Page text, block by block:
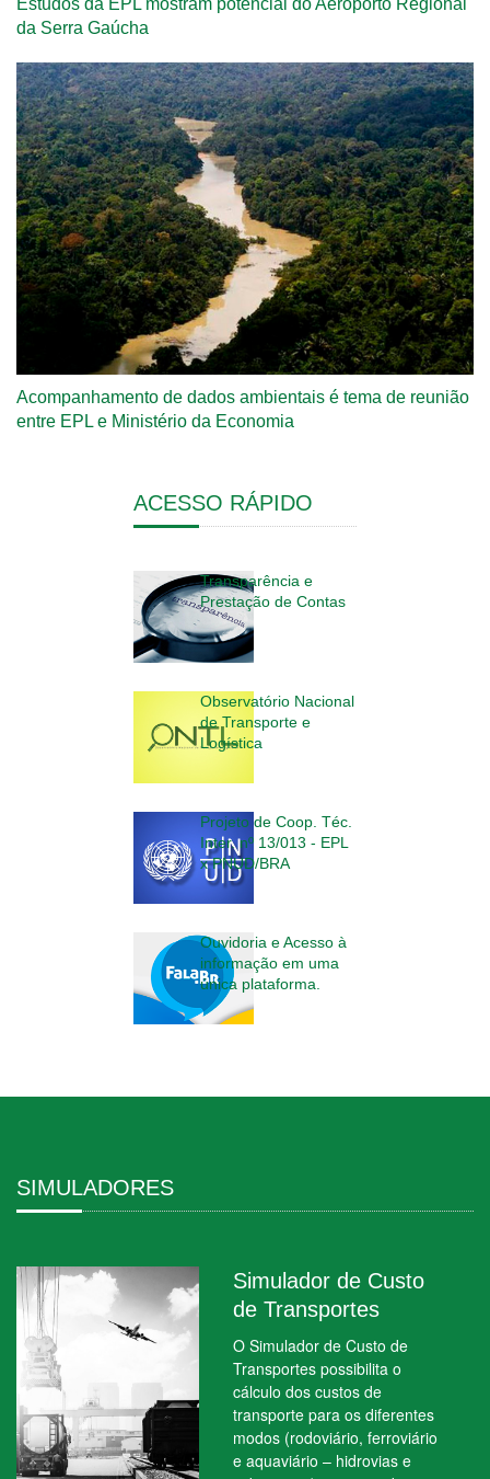
Estudos da EPL mostram potencial do Aeroporto Regional
da Serra Gaúcha
Acompanhamento de dados ambientais é tema de reunião
entre EPL e Ministério da Economia
ACESSO RÁPIDO
ACESSO
Transparência e
Prestação de Contas
ACESSO
RÁPIDO
Observatório Nacional
de Transporte e
Logística
RÁPIDO
Projeto de Coop. Téc.
Inter. nº 13/013 - EPL
x PNUD/BRA
ACESSO
RÁPIDO
Ouvidoria e Acesso à
informação em uma
única plataforma.
SIMULADORES
Simulador de Custo
de Transportes
O Simulador de Custo de
Transportes possibilita o
cálculo dos custos de
transporte para os diferentes
modos (rodoviário, ferroviário
e aquaviário – hidrovias e